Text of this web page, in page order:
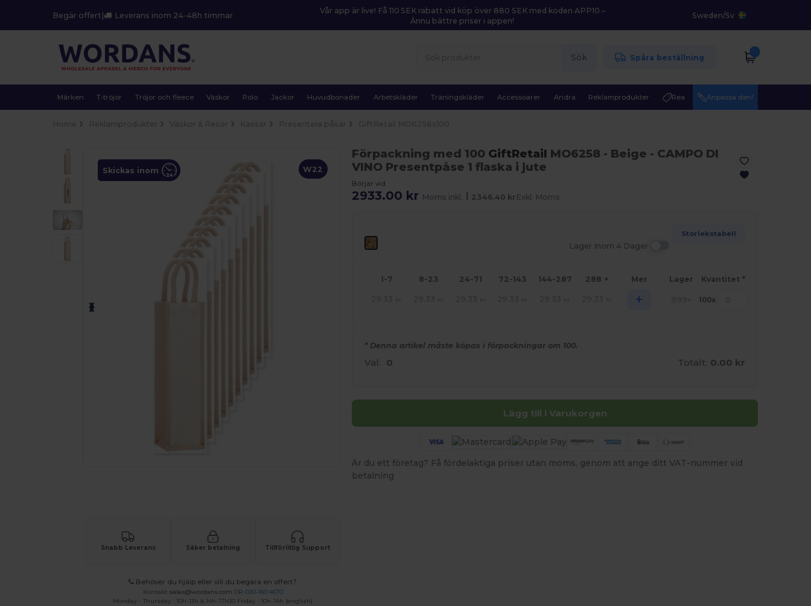
Begär offert | Leverans inom 24-48h timmar
Vår app är live! Få 110 SEK rabatt vid köp över 880 SEK med koden APP10 –
Ännu bättre priser i appen!
Sweden/Sv
Sök Spåra beställning
Märken T-tröjor Tröjor och fleece Väskor Polo Jackor Huvudbonader Arbetskläder Träningskläder Accessoarer Andra Reklamprodukter Rea Anpassa den!
W22
Skickas inom
Snabb Leverans Säker betalning Tillförlitlig Support
Behöver du hjälp eller vill du begära en offert?
Kontakt sales@wordans.com OR 020-160 4670
Monday - Thursday : 10h-13h & 14h-17h30 Friday : 10h-14h (english)
Förpackning med 100 GiftRetail MO6258 - Beige - CAMPO DI
VINO Presentpåse 1 flaska i jute
Börjar vid
2933.00 kr Moms inkl. | 2346.40 kr Exkl. Moms
Storlekstabell
Lager Inom 4 Dager
1-7 8-23 24-71 72-143 144-287 288 + Mer Lager Kvantitet *
+ 100x
* Denna artikel måste köpas i förpackningar om 100.
Val: 0 Totalt: 0.00 kr
Lägg till i Varukorgen
Är du ett företag? Få fördelaktiga priser utan moms, genom att ange ditt VAT-nummer vid
betalning